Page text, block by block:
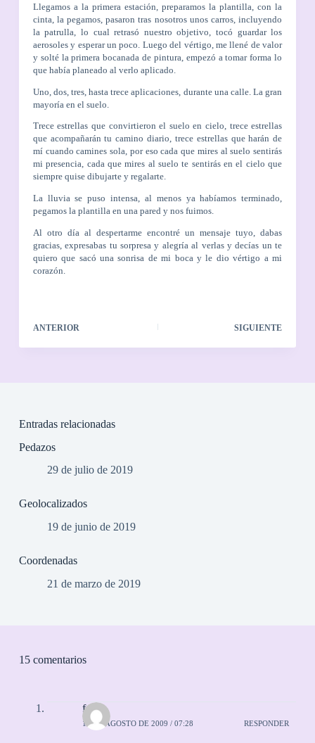
Llegamos a la primera estación, preparamos la plantilla, con la
cinta, la pegamos, pasaron tras nosotros unos carros, incluyendo
la patrulla, lo cual retrasó nuestro objetivo, tocó guardar los
aerosoles y esperar un poco. Luego del vértigo, me llené de valor
y solté la primera bocanada de pintura, empezó a tomar forma lo
que había planeado al verlo aplicado.
Uno, dos, tres, hasta trece aplicaciones, durante una calle. La gran
mayoría en el suelo.
Trece estrellas que convirtieron el suelo en cielo, trece estrellas
que acompañarán tu camino diario, trece estrellas que harán de
mí cuando camines sola, por eso cada que mires al suelo sentirás
mi presencia, cada que mires al suelo te sentirás en el cielo que
siempre quise dibujarte y regalarte.
La lluvia se puso intensa, al menos ya habíamos terminado,
pegamos la plantilla en una pared y nos fuimos.
Al otro día al despertarme encontré un mensaje tuyo, dabas
gracias, expresabas tu sorpresa y alegría al verlas y decías un te
quiero que sacó una sonrisa de mi boca y le dio vértigo a mi
corazón.
ANTERIOR SIGUIENTE
Entradas relacionadas
Pedazos
29 de julio de 2019
Geolocalizados
19 de junio de 2019
Coordenadas
21 de marzo de 2019
15 comentarios
felipe
16 DE AGOSTO DE 2009 / 07:28 RESPONDER